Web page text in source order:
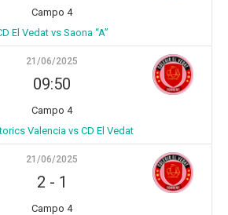
Campo 4
El Vedat vs Saona “A”
21/06/2025
09:50
Campo 4
Valencia vs CD El Vedat
21/06/2025
2 - 1
Campo 4